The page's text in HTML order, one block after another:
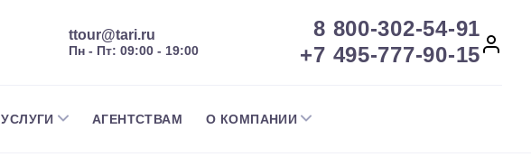
ttour@tari.ru
Пн - Пт: 09:00 - 19:00
8 800-302-54-91
+7 495-777-90-15
УСЛУГИ АГЕНТСТВАМ О КОМПАНИИ